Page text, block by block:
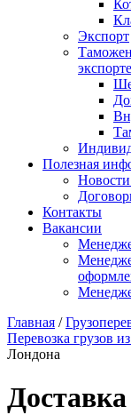
Экспорт
Полезная
Новости
Контакты
Вакансии
Главная /
Перевозка грузов
Лондона